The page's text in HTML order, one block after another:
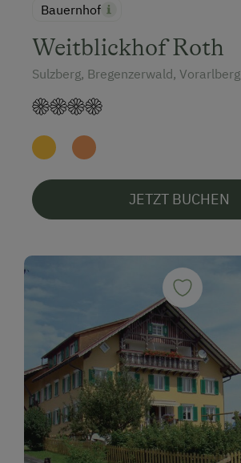
Bauernhof
Weitblickhof Roth
Sulzberg, Bregenzerwald, Vorarlberg
JETZT BUCHEN